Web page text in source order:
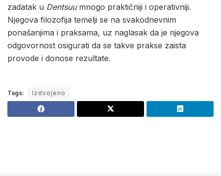
zadatak u Dentsuu mnogo praktičniji i operativniji.
Njegova filozofija temelji se na svakodnevnim
ponašanjima i praksama, uz naglasak da je njegova
odgovornost osigurati da se takve prakse zaista
provode i donose rezultate.
Tags: Izdvojeno